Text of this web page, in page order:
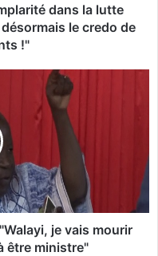
dans la lutte
le credo de
!"
je vais mourir
être ministre"